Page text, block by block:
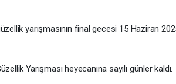
yarışmasının final gecesi 15 Haziran
Yarışması heyecanına sayılı günler kaldı.